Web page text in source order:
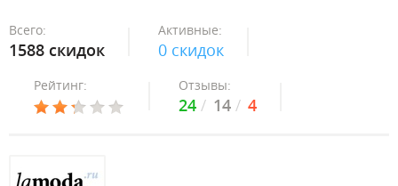
Всего:
1588 скидок
Активные:
0 скидок
Рейтинг: Отзывы:
24 14 4